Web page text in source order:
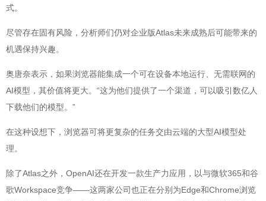
式。
尽管存在固有风险，分析师们仍对企业版Atlas未来成熟后可能带来的
机遇保持兴趣。
奥唐奈表示，如果浏览器能集成一个可在设备本地运行、无需联网的
AI模型，其价值将更大。“这为他们提供了一个渠道，可以吸引数亿人
下载他们的模型。”
在这种设想下，浏览器可将更复杂的任务交由云端的大型AI模型处
理。
除了Atlas之外，OpenAI还在开发一款生产力应用，以与微软365和谷
歌Workspace竞争——这两家公司也正在分别为Edge和Chrome浏览